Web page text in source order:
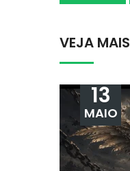
VEJA MAIS
13
MAIO